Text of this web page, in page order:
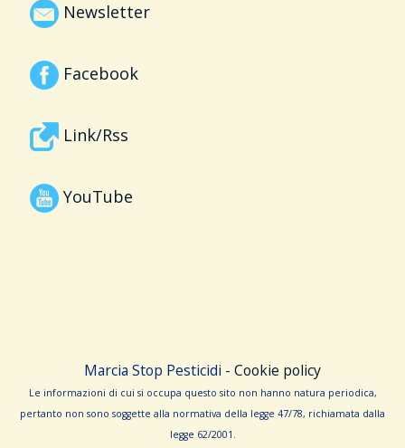
Newsletter
Facebook
Link/Rss
YouTube
Marcia Stop Pesticidi - Cookie policy
Le informa­zioni di cui si occupa questo sito non hanno na­tura periodica,
pertanto non sono sog­gette alla normativa della legge 47/78, richiamata dalla
leg­ge 62/­2001.